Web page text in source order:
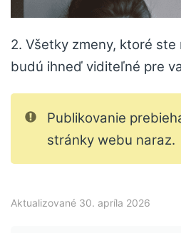
2. Všetky zmeny, ktoré ste
budú ihneď viditeľné pre
Publikovanie
stránky webu naraz.
Aktualizované 30. apríla 2026